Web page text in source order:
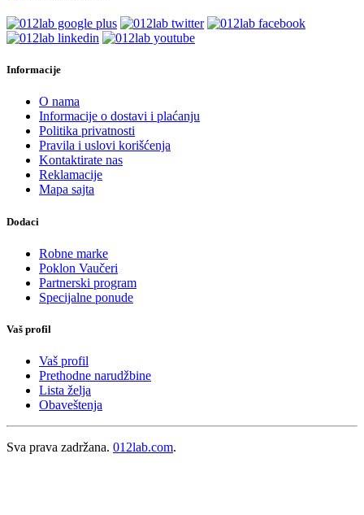
Informacije
O nama
Informacije o dostavi i plaćanju
Politika privatnosti
Pravila i uslovi korišćenja
Kontaktirate nas
Reklamacije
Mapa sajta
Dodaci
Robne marke
Poklon Vaučeri
Partnerski program
Specijalne ponude
Vaš profil
Vaš profil
Prethodne narudžbine
Lista želja
Obaveštenja
Sva prava zadržana. 012lab.com.